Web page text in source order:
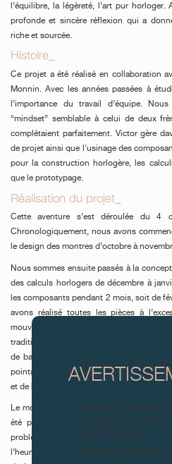
l’équilibre, la légèreté, l’art pur
profonde et sincère réflexion qui a
riche et sourcée.
Histoire_
Ce projet a été réalisé en collaboration
Monnin. Avec les années passées à
l’importance du travail d’équipe.
“mindset” semblable à celui de deux
complétaient parfaitement. Victor gère
de projet ainsi que l'usinage des
pour la construction horlogère, les
que le prototypage.
Réalisation du projet_
Cette aventure s’est déroulée du
Chronologiquement, nous avons
le design des montres d’octobre à
Nous sommes ensuite passés à la
des calculs horlogers de décembre à
les composants pendant 2 mois, soit de
avons réalisé toutes les pièces à
mouvement de base. Les composants
traditionnelles (fraiseuses, pointeuses...)
de base LJP6900 a été livré en
pointages et fraisages réalisés. Nous
et de la platine.
Le mois suivant était réservé au
été pour moi la plus complexe. Le
problèmes un à un afin d’obtenir une
l’heure avec une précision impeccable.
À tous nos